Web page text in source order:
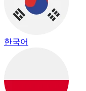
한국어